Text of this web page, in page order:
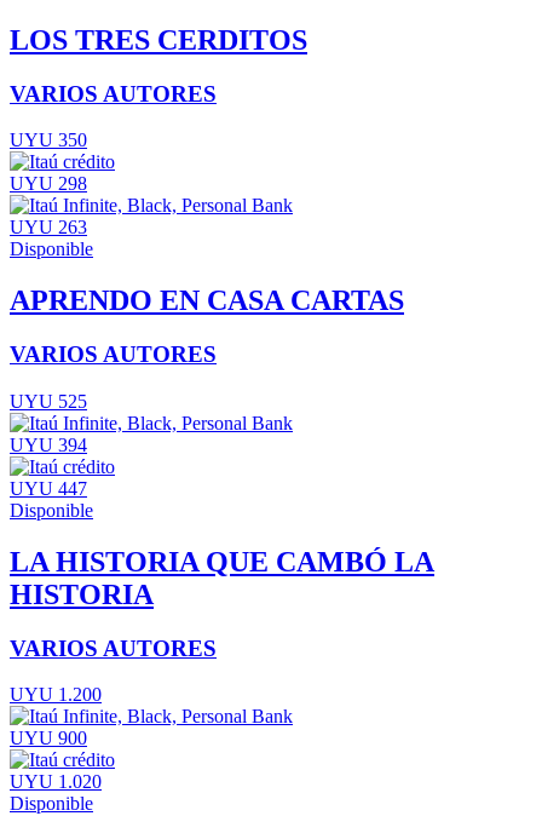
LOS TRES CERDITOS
VARIOS AUTORES
UYU 350
UYU 298
UYU 263
Disponible
APRENDO EN CASA CARTAS
VARIOS AUTORES
UYU 525
UYU 394
UYU 447
Disponible
LA HISTORIA QUE CAMBÓ LA
HISTORIA
VARIOS AUTORES
UYU 1.200
UYU 900
UYU 1.020
Disponible